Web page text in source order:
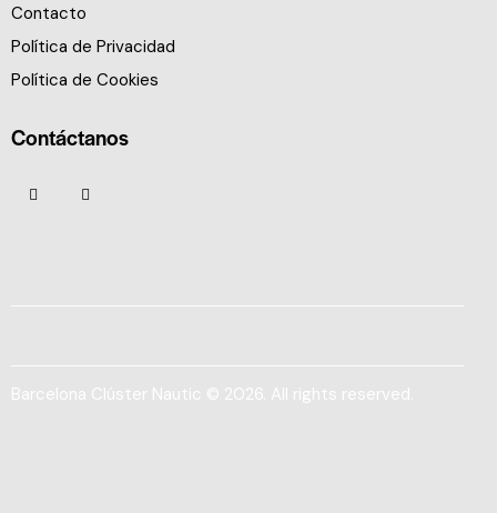
Contacto
Política de Privacidad
Política de Cookies
Contáctanos
Barcelona Clúster Nautic © 2026. All rights reserved.